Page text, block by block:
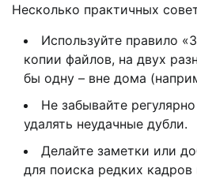
Несколько практичных
Используйте правило
копии файлов, на двух
бы одну – вне дома
Не забывайте
удалять неудачные дубли.
Делайте заметки или
для поиска редких